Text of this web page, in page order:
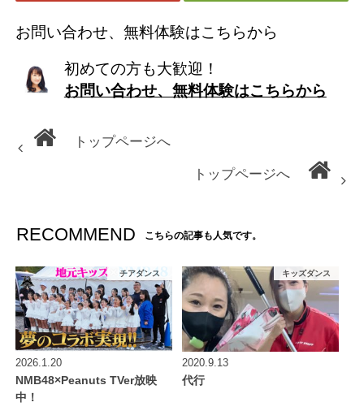
お問い合わせ、無料体験はこちらから
初めての方も大歓迎！
お問い合わせ、無料体験はこちらから
トップページへ
トップページへ
RECOMMEND こちらの記事も人気です。
チアダンス
2026.1.20
NMB48×Peanuts TVer放映
中！
キッズダンス
2020.9.13
代行